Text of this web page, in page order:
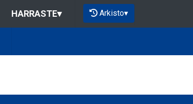
HARRASTE▾ Arkisto▾